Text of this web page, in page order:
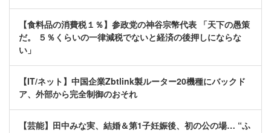
【食料品の消費税１％】参政党の神谷宗幣代表 「天下の愚策
だ。 ５％くらいの一律減税でないと経済の後押しにならな
い」
【IT/ネット】中国企業Zbtlink製ルーター20機種にバックド
ア、外部から完全制御のおそれ
【芸能】田中みな実、結婚＆第1子妊娠後、初の公の場… “ふ